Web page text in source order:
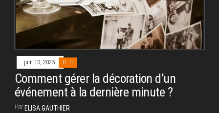
juin 10, 2025 0
Comment gérer la décoration d’un
événement à la dernière minute ?
Par ELISA.GAUTHIER